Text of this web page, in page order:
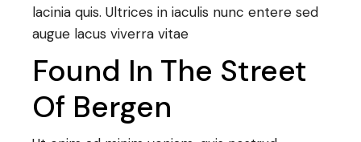
lacinia quis. Ultrices in iaculis nunc entere sed
augue lacus viverra vitae
Found In The Street
Of Bergen